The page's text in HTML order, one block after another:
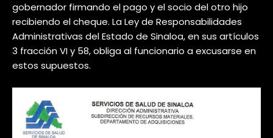
gobernador firmando el pago y el socio del otro hijo
recibiendo el cheque. La Ley de Responsabilidades
Administrativas del Estado de Sinaloa, en sus artículos
3 fracción VI y 58, obliga al funcionario a excusarse en
estos supuestos.